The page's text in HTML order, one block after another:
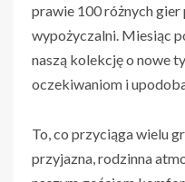
prawie 100 różnych
wypożyczalni. Miesiąc
naszą kolekcję o nowe
oczekiwaniom i
To, co przyciąga wielu
przyjazna, rodzinna